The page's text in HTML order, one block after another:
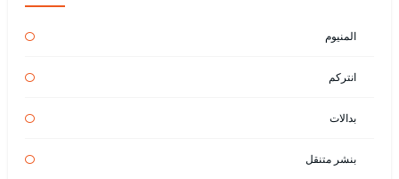
المنيوم
انتركم
بدالات
بنشر متنقل